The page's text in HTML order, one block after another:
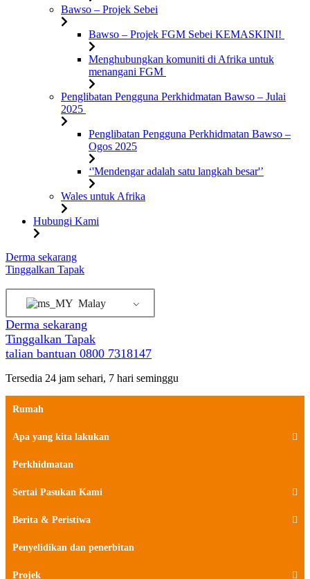
Bawso – Projek Sebei
Bawso – Projek FGM Sebei KEMASKINI!
Menghubungkan komuniti di Afrika untuk
menangani FGM
Penglibatan Pengguna Perkhidmatan Bawso – Julai
2025
Penglibatan Pengguna Perkhidmatan Bawso –
Ogos 2025
‘'Mendengar adalah satu langkah besar'’
Wales untuk Afrika
Hubungi Kami
Langkau
ke
Derma sekarang
Tinggalkan Tapak
Malay
Derma sekarang
Tinggalkan Tapak
talian bantuan 0800 7318147
Tersedia 24 jam sehari, 7 hari seminggu
Rumah
Apa yang kita lakukan
Perkhidmatan
Sertai Pasukan Kami
Berita & Peristiwa
Penyelidikan dan penerbitan
Projek